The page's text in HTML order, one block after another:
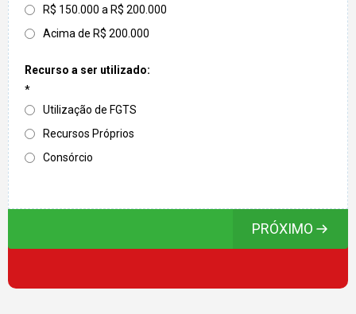
R$ 150.000 a R$ 200.000
Acima de R$ 200.000
Recurso a ser utilizado:
*
Utilização de FGTS
Recursos Próprios
Consórcio
PRÓXIMO